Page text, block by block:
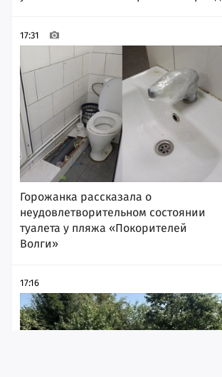
17:31
Горожанка рассказала о
неудовлетворительном состоянии
туалета у пляжа «Покорителей
Волги»
17:16